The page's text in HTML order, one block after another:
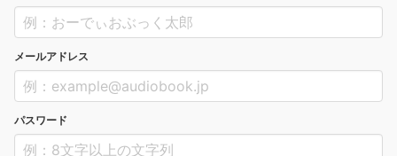
メールアドレス
パスワード